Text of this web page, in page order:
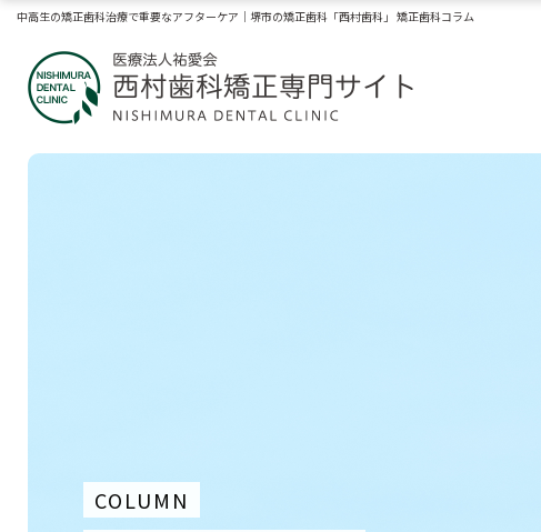
中高生の矯正歯科治療で重要なアフターケア｜堺市の矯正歯科「西村歯科」 矯正歯科コラム
COLUMN